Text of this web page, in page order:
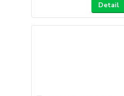
Detail